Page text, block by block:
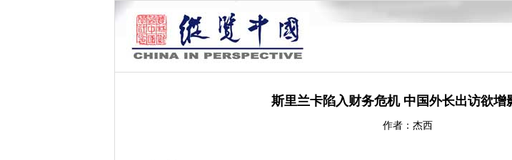
斯里兰卡陷入财务危机 中国外长出访欲增
作者：杰西